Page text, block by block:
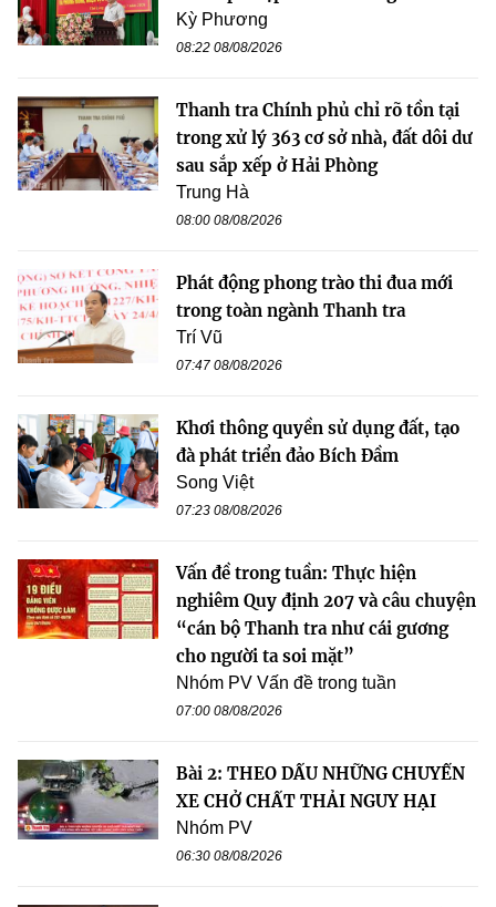
Kỳ Phương
08:22 08/08/2026
Thanh tra Chính phủ chỉ rõ tồn tại
trong xử lý 363 cơ sở nhà, đất dôi dư
sau sắp xếp ở Hải Phòng
Trung Hà
08:00 08/08/2026
Phát động phong trào thi đua mới
trong toàn ngành Thanh tra
Trí Vũ
07:47 08/08/2026
Khơi thông quyền sử dụng đất, tạo
đà phát triển đảo Bích Đầm
Song Việt
07:23 08/08/2026
Vấn đề trong tuần: Thực hiện
nghiêm Quy định 207 và câu chuyện
“cán bộ Thanh tra như cái gương
cho người ta soi mặt”
Nhóm PV Vấn đề trong tuần
07:00 08/08/2026
Bài 2: THEO DẤU NHỮNG CHUYẾN
XE CHỞ CHẤT THẢI NGUY HẠI
Nhóm PV
06:30 08/08/2026